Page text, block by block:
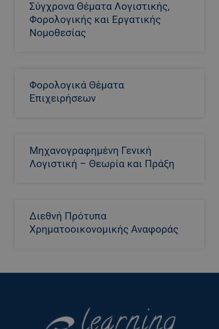
Σύγχρονα Θέματα Λογιστικής,
Φορολογικής και Εργατικής
Νομοθεσίας
Φορολογικά Θέματα
Επιχειρήσεων
Μηχανογραφημένη Γενική
Λογιστική – Θεωρία και Πράξη
Διεθνή Πρότυπα
Χρηματοοικονομικής Αναφοράς